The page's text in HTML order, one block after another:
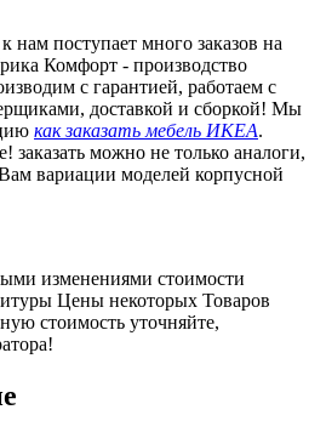
нам поступает много заказов на
Комфорт - производство
с гарантией, работаем с
доставкой и сборкой! Мы
как заказать мебель ИКЕА.
заказать можно не только аналоги,
вариации моделей корпусной
изменениями стоимости
Цены некоторых Товаров
стоимость уточняйте,